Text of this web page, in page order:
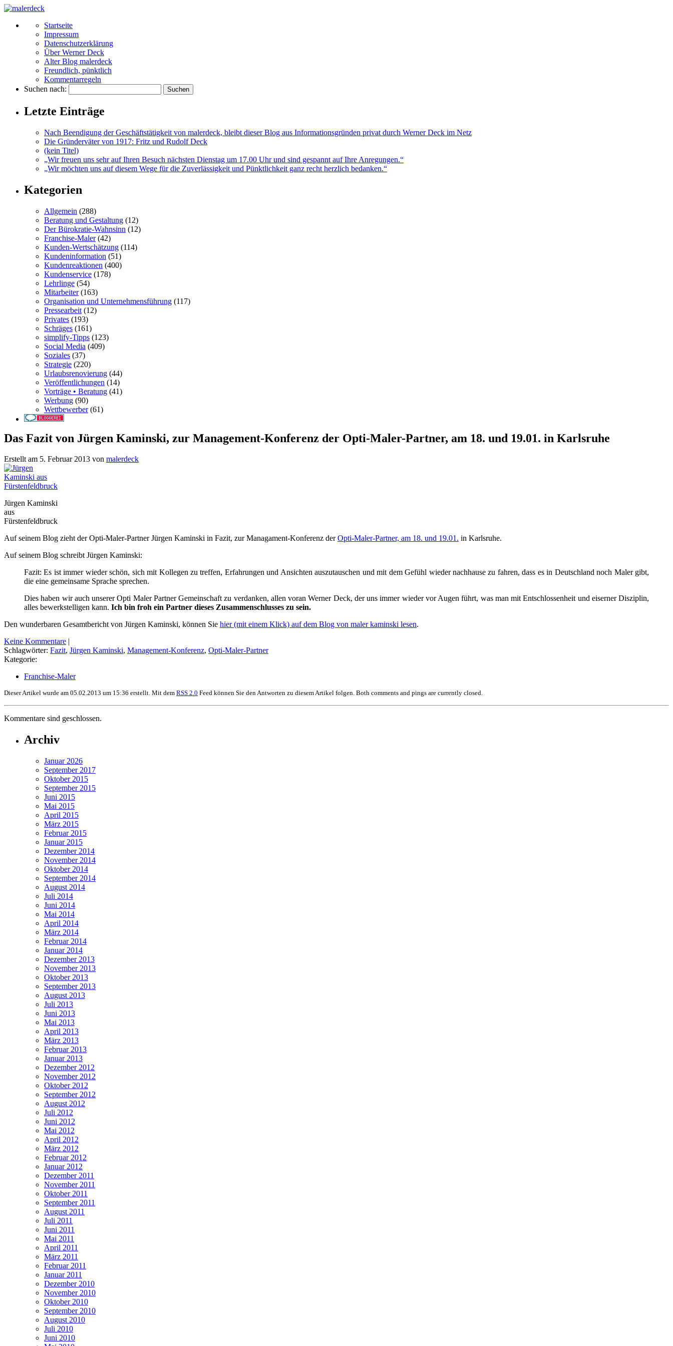
Startseite
Impressum
Datenschutzerklärung
Über Werner Deck
Alter Blog malerdeck
Freundlich, pünktlich
Kommentarregeln
Suchen nach:
Letzte Einträge
Nach Beendigung der Geschäftstätigkeit von malerdeck, bleibt dieser Blog aus Informationsgründen privat durch Werner Deck im Netz
Die Gründerväter von 1917: Fritz und Rudolf Deck
(kein Titel)
„Wir freuen uns sehr auf Ihren Besuch nächsten Dienstag um 17.00 Uhr und sind gespannt auf Ihre Anregungen.“
„Wir möchten uns auf diesem Wege für die Zuverlässigkeit und Pünktlichkeit ganz recht herzlich bedanken.“
Kategorien
Allgemein (288)
Beratung und Gestaltung (12)
Der Bürokratie-Wahnsinn (12)
Franchise-Maler(42)
Kunden-Wertschätzung (114)
Kundeninformation (51)
Kundenreaktionen (400)
Kundenservice (178)
Lehrlinge (54)
Mitarbeiter(163)
Organisation und Unternehmensführung (117)
Pressearbeit (12)
Privates (193)
Schräges (161)
simplify-Tipps (123)
Social Media (409)
Soziales (37)
Strategie (220)
Urlaubsrenovierung (44)
Veröffentlichungen (14)
Vorträge • Beratung (41)
Werbung (90)
Wettbewerber(61)
Das Fazit von Jürgen Kaminski, zur Management-Konferenz der Opti-Maler-Partner, am 18. und 19.01. in Karlsruhe
Erstellt am 5. Februar 2013 von malerdeck
Jürgen Kaminski
aus
Fürstenfeldbruck
Auf seinem Blog zieht der Opti-Maler-Partner Jürgen Kaminski in Fazit, zur Managament-Konferenz derOpti-Maler-Partner, am 18. und 19.01. in Karlsruhe.
Auf seinem Blog schreibt Jürgen Kaminski:
Fazit: Es ist immer wieder schön, sich mit Kollegen zu treffen, Erfahrungen und Ansichten auszutauschen und mit dem Gefühl wieder nachhause zu fahren, dass es in Deutschland noch Maler gibt,
die eine gemeinsame Sprache sprechen.
Dies haben wir auch unserer Opti Maler Partner Gemeinschaft zu verdanken, allen voran Werner Deck, der uns immer wieder vor Augen führt, was man mit Entschlossenheit und eiserner Disziplin,
alles bewerkstelligen kann. Ich bin froh ein Partner dieses Zusammenschlusses zu sein.
Den wunderbaren Gesamtbericht von Jürgen Kaminski, können Sie hier (mit einem Klick) auf dem Blog von maler kaminski lesen.
Keine Kommentare |
Schlagwörter: Fazit, Jürgen Kaminski, Management-Konferenz, Opti-Maler-Partner
Kategorie:
Franchise-Maler
Dieser Artikel wurde am 05.02.2013 um 15:36 erstellt. Mit dem RSS 2.0 Feed können Sie den Antworten zu diesem Artikel folgen. Both comments and pings are currently closed.
Kommentare sind geschlossen.
Archiv
Januar 2026
September 2017
Oktober 2015
September 2015
Juni 2015
Mai 2015
April 2015
März 2015
Februar 2015
Januar 2015
Dezember 2014
November 2014
Oktober 2014
September 2014
August 2014
Juli 2014
Juni 2014
Mai 2014
April 2014
März 2014
Februar 2014
Januar 2014
Dezember 2013
November 2013
Oktober 2013
September 2013
August 2013
Juli 2013
Juni 2013
Mai 2013
April 2013
März 2013
Februar 2013
Januar 2013
Dezember 2012
November 2012
Oktober 2012
September 2012
August 2012
Juli 2012
Juni 2012
Mai 2012
April 2012
März 2012
Februar 2012
Januar 2012
Dezember 2011
November 2011
Oktober 2011
September 2011
August 2011
Juli 2011
Juni 2011
Mai 2011
April 2011
März 2011
Februar 2011
Januar 2011
Dezember 2010
November 2010
Oktober 2010
September 2010
August 2010
Juli 2010
Juni 2010